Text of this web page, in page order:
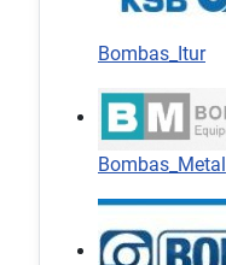
Bombas_Itur
Bombas_Metal